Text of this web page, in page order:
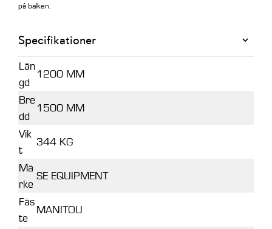
på balken.
Specifikationer
Län
gd
1200 MM
Bre
dd
1500 MM
Vik
t
344 KG
Mä
rke
SE EQUIPMENT
Fäs
te
MANITOU